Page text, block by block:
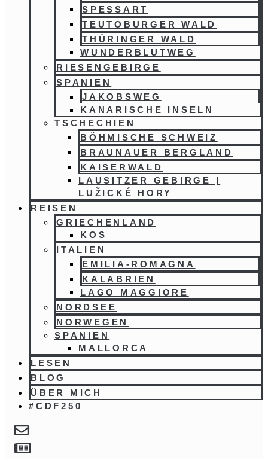
SPESSART
TEUTOBURGER WALD
THÜRINGER WALD
WUNDERBLUTWEG
RIESENGEBIRGE
SPANIEN
JAKOBSWEG
KANARISCHE INSELN
TSCHECHIEN
BÖHMISCHE SCHWEIZ
BRAUNAUER BERGLAND
KAISERWALD
LAUSITZER GEBIRGE |
LUŽICKÉ HORY
REISEN
GRIECHENLAND
KOS
ITALIEN
EMILIA-ROMAGNA
KALABRIEN
LAGO MAGGIORE
NORDSEE
NORWEGEN
SPANIEN
MALLORCA
LESEN
BLOG
ÜBER MICH
#CDF250